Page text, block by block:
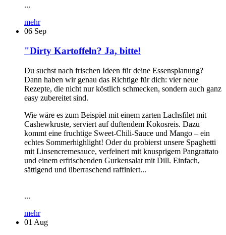
...
mehr
06 Sep
"Dirty Kartoffeln? Ja, bitte!
Du suchst nach frischen Ideen für deine Essensplanung?
Dann haben wir genau das Richtige für dich: vier neue
Rezepte, die nicht nur köstlich schmecken, sondern auch ganz
easy zubereitet sind.
Wie wäre es zum Beispiel mit einem zarten Lachsfilet mit
Cashewkruste, serviert auf duftendem Kokosreis. Dazu
kommt eine fruchtige Sweet-Chili-Sauce und Mango – ein
echtes Sommerhighlight! Oder du probierst unsere Spaghetti
mit Linsencremesauce, verfeinert mit knusprigem Pangrattato
und einem erfrischenden Gurkensalat mit Dill. Einfach,
sättigend und überraschend raffiniert...
...
mehr
01 Aug